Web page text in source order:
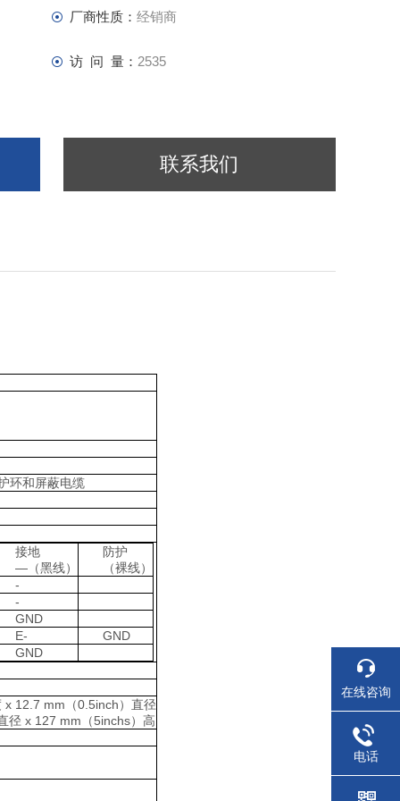
厂商性质： 经销商
访 问 量： 2535
联系我们
环和屏蔽电缆
接地
—（黑线）
防护
（裸线）
-
-
GND
E-
GND
GND
12.7 mm（0.5inch）直径
x 127 mm（5inchs）高
在线咨询
电话